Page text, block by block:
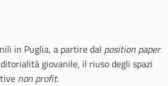
in Puglia, a partire dal position paper
giovanile, il riuso degli spazi
non profit.